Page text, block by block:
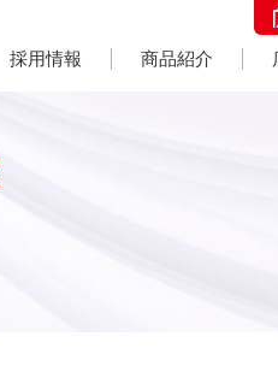
採用情報 商品紹介